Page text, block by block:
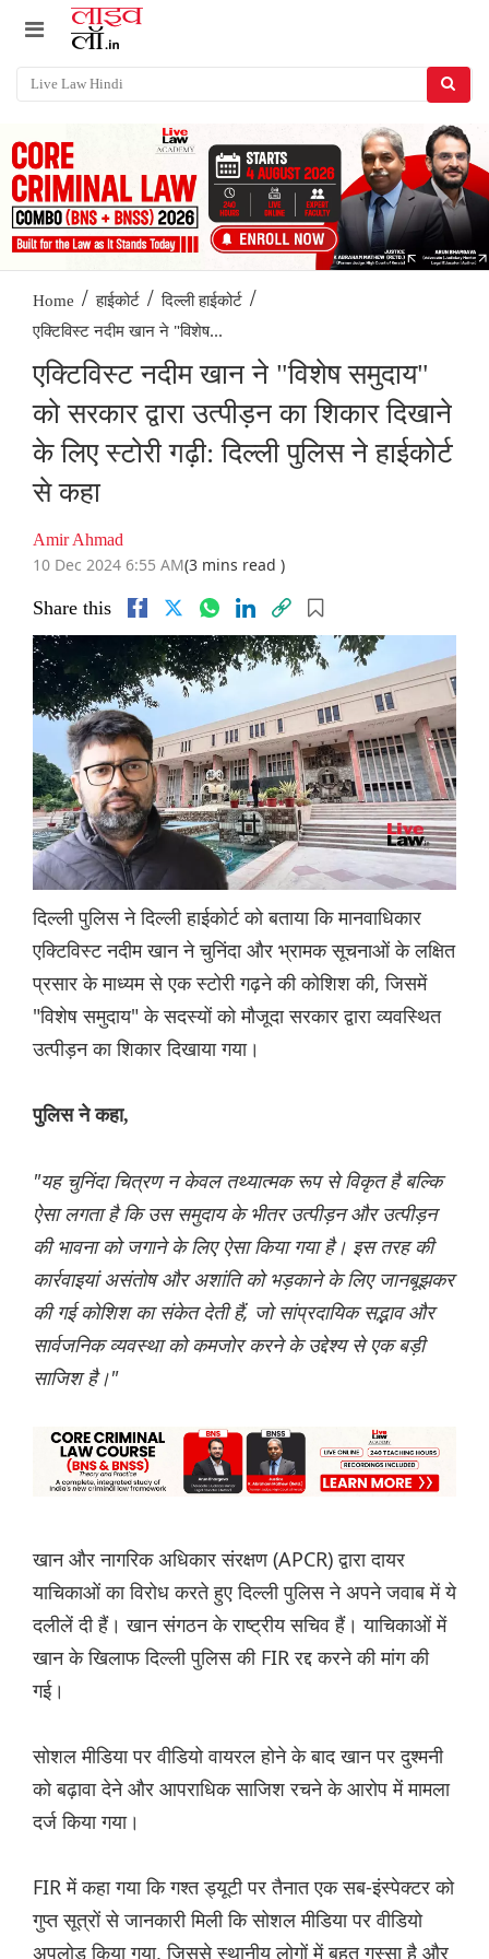
Home / हाईकोर्ट / दिल्ली हाईकोर्ट /
एक्टिविस्ट नदीम खान ने "विशेष...
एक्टिविस्ट नदीम खान ने "विशेष समुदाय"
को सरकार द्वारा उत्पीड़न का शिकार दिखाने
के लिए स्टोरी गढ़ी: दिल्ली पुलिस ने हाईकोर्ट
से कहा
Amir Ahmad
10 Dec 2024 6:55 AM(3 mins read )
Share this
दिल्ली पुलिस ने दिल्ली हाईकोर्ट को बताया कि मानवाधिकार
एक्टिविस्ट नदीम खान ने चुनिंदा और भ्रामक सूचनाओं के लक्षित
प्रसार के माध्यम से एक स्टोरी गढ़ने की कोशिश की, जिसमें
"विशेष समुदाय" के सदस्यों को मौजूदा सरकार द्वारा व्यवस्थित
उत्पीड़न का शिकार दिखाया गया।
पुलिस ने कहा,
"यह चुनिंदा चित्रण न केवल तथ्यात्मक रूप से विकृत है बल्कि
ऐसा लगता है कि उस समुदाय के भीतर उत्पीड़न और उत्पीड़न
की भावना को जगाने के लिए ऐसा किया गया है। इस तरह की
कार्रवाइयां असंतोष और अशांति को भड़काने के लिए जानबूझकर
की गई कोशिश का संकेत देती हैं, जो सांप्रदायिक सद्भाव और
सार्वजनिक व्यवस्था को कमजोर करने के उद्देश्य से एक बड़ी
साजिश है।"
खान और नागरिक अधिकार संरक्षण (APCR) द्वारा दायर
याचिकाओं का विरोध करते हुए दिल्ली पुलिस ने अपने जवाब में ये
दलीलें दी हैं। खान संगठन के राष्ट्रीय सचिव हैं। याचिकाओं में
खान के खिलाफ दिल्ली पुलिस की FIR रद्द करने की मांग की
गई।
सोशल मीडिया पर वीडियो वायरल होने के बाद खान पर दुश्मनी
को बढ़ावा देने और आपराधिक साजिश रचने के आरोप में मामला
दर्ज किया गया।
FIR में कहा गया कि गश्त ड्यूटी पर तैनात एक सब-इंस्पेक्टर को
गुप्त सूत्रों से जानकारी मिली कि सोशल मीडिया पर वीडियो
अपलोड किया गया, जिससे स्थानीय लोगों में बहुत गुस्सा है और